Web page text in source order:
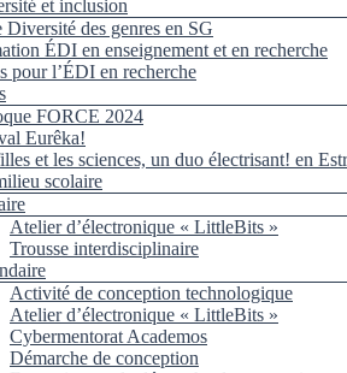
et inclusion
des genres en SG
ÉDI en enseignement et en recherche
pour l’ÉDI en recherche
FORCE 2024
Eurêka!
et les sciences, un duo électrisant! en
scolaire
Atelier d’électronique « LittleBits »
Trousse interdisciplinaire
Activité de conception technologique
Atelier d’électronique « LittleBits »
Cybermentorat Academos
Démarche de conception